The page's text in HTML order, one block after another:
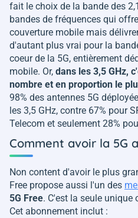
fait le choix de la bande des
bandes de fréquences qui
couverture mobile mais
d'autant plus vrai pour la
coeur de la 5G, entièrement
mobile. Or, dans les 3,5 GHz,
nombre et en proportion le
98% des antennes 5G
les 3,5 GHz, contre 67% pour
Telecom et seulement 28%
Comment avoir la 5G
Non content d'avoir le plus
Free propose aussi l'un des
5G Free. C'est la seule unique
Cet abonnement inclut :